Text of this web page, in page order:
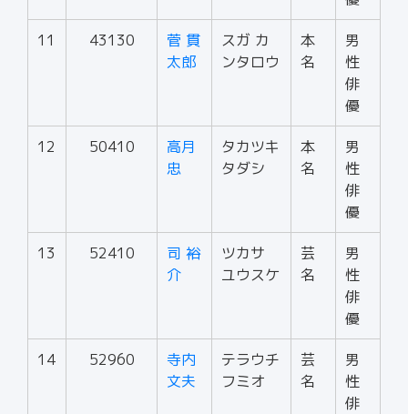
11 43130
菅 貫
太郎
スガ カ
ンタロウ
本
名
男
性
俳
優
12 50410
高月
忠
タカツキ
タダシ
本
名
男
性
俳
優
13 52410
司 裕
介
ツカサ
ユウスケ
芸
名
男
性
俳
優
14 52960
寺内
文夫
テラウチ
フミオ
芸
名
男
性
俳